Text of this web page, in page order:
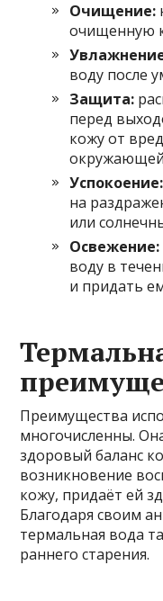
Очищение:
очищенную
воду после
Защита:
перед
кожу от
Успокоение:
на
или
Освежение:
воду в
и придать
Преимущества
многочисленны.
здоровый баланс
возникновение
кожу, придаёт ей
Благодаря своим
термальная вода
раннего старения.